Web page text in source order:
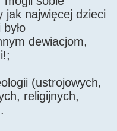
jak najwięcej dzieci
dewiacjom,
(ustrojowych,
religijnych,